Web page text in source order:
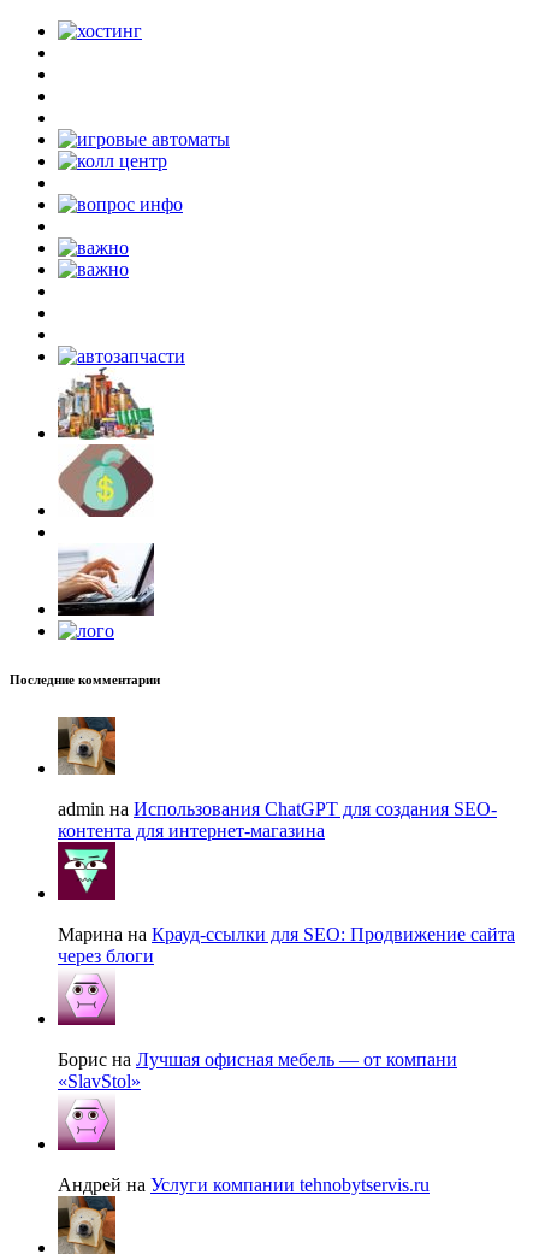
Последние комментарии
admin на Использования ChatGPT для создания SEO-
контента для интернет-магазина
Марина на Крауд-ссылки для SEO: Продвижение сайта
через блоги
Борис на Лучшая офисная мебель — от компани
«SlavStol»
Андрей на Услуги компании tehnobytservis.ru